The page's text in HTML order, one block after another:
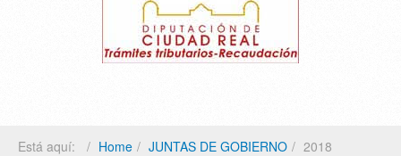
Está aquí: Home JUNTAS DE GOBIERNO 2018